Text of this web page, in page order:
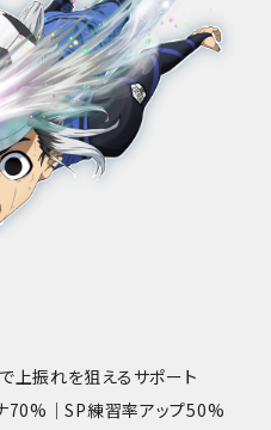
上振れを狙えるサポート
70%｜SP練習率アップ50%